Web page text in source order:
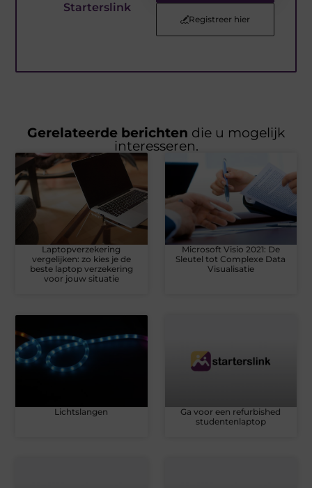
Starterslink
Registreer hier
Gerelateerde berichten die u mogelijk
interesseren.
Laptopverzekering
vergelijken: zo kies je de
beste laptop verzekering
voor jouw situatie
Microsoft Visio 2021: De
Sleutel tot Complexe Data
Visualisatie
Lichtslangen
Ga voor een refurbished
studentenlaptop